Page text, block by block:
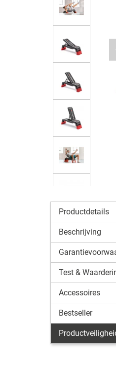
Productdetails
Beschrijving
Test &
Accessoires
Bestseller